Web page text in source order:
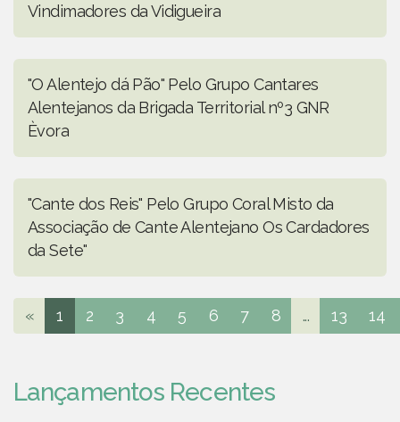
Vindimadores da Vidigueira
"O Alentejo dá Pão" Pelo Grupo Cantares
Alentejanos da Brigada Territorial nº3 GNR
Èvora
"Cante dos Reis" Pelo Grupo Coral Misto da
Associação de Cante Alentejano Os Cardadores
da Sete"
« 1 2 3 4 5 6 7 8 ... 13 14
Lançamentos Recentes